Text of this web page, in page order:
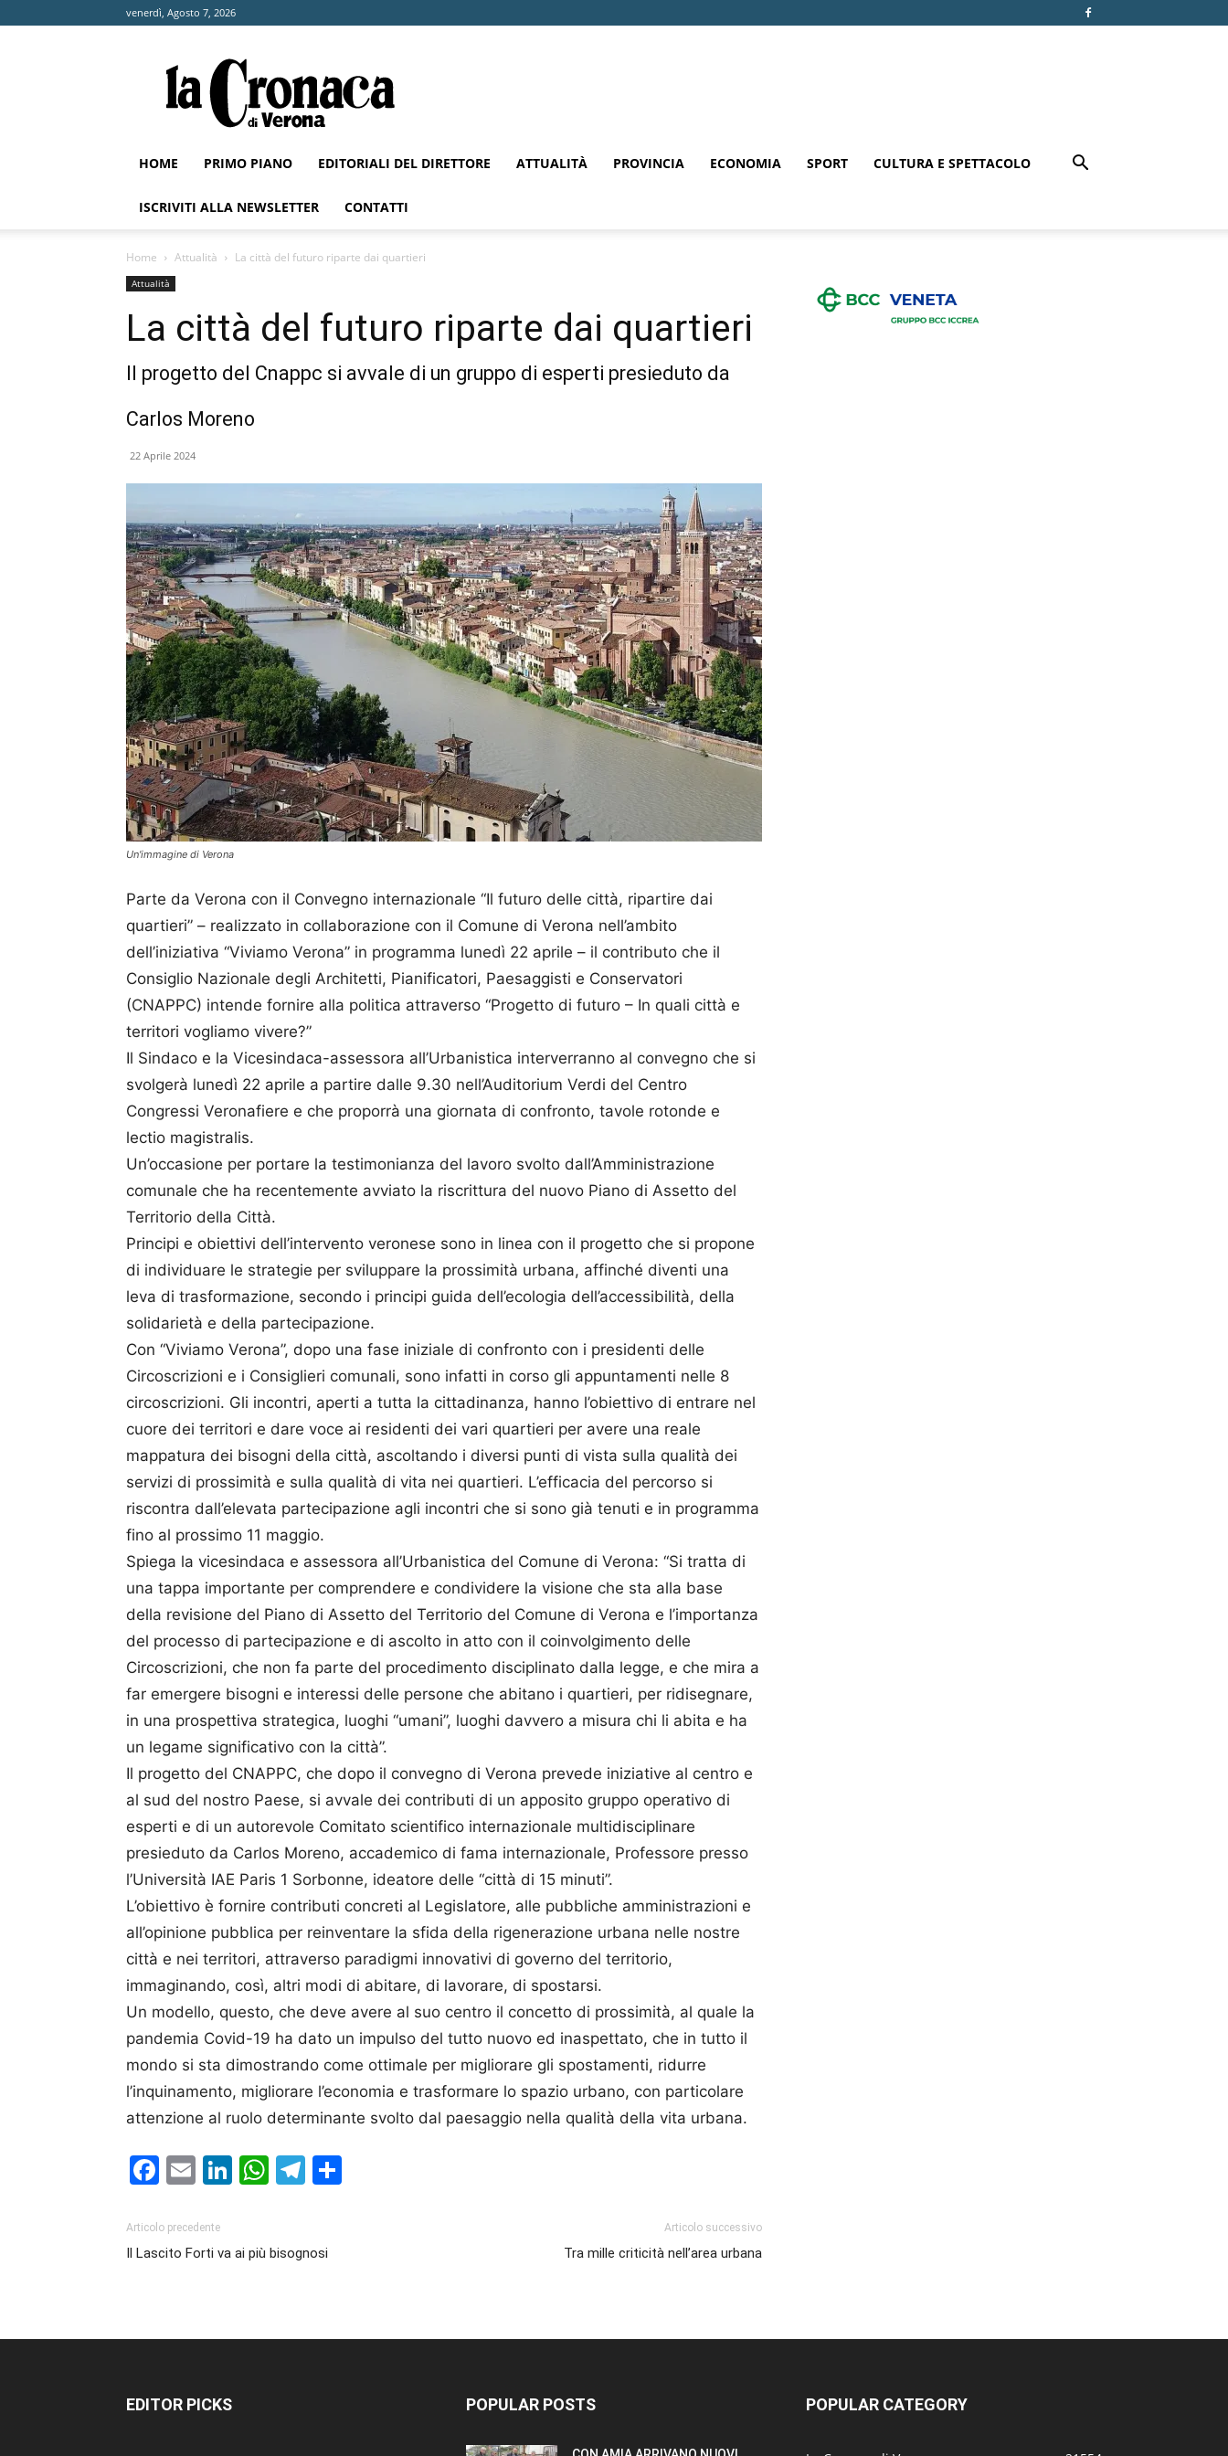
venerdì, Agosto 7, 2026
Cronaca
di
Verona
HOME PRIMO PIANO EDITORIALI DEL DIRETTORE ATTUALITÀ PROVINCIA ECONOMIA SPORT CULTURA E SPETTACOLO
ISCRIVITI ALLA NEWSLETTER CONTATTI
Home Attualità La città del futuro riparte dai quartieri
Attualità
La città del futuro riparte dai quartieri
Il progetto del Cnappc si avvale di un gruppo di esperti presieduto da
Carlos Moreno
22 Aprile 2024
Un'immagine di Verona
Parte da Verona con il Convegno internazionale “Il futuro delle città, ripartire dai
quartieri” – realizzato in collaborazione con il Comune di Verona nell’ambito
dell’iniziativa “Viviamo Verona” in programma lunedì 22 aprile – il contributo che il
Consiglio Nazionale degli Architetti, Pianificatori, Paesaggisti e Conservatori
(CNAPPC) intende fornire alla politica attraverso “Progetto di futuro – In quali città e
territori vogliamo vivere?”
Il Sindaco e la Vicesindaca-assessora all’Urbanistica interverranno al convegno che si
svolgerà lunedì 22 aprile a partire dalle 9.30 nell’Auditorium Verdi del Centro
Congressi Veronafiere e che proporrà una giornata di confronto, tavole rotonde e
lectio magistralis.
Un’occasione per portare la testimonianza del lavoro svolto dall’Amministrazione
comunale che ha recentemente avviato la riscrittura del nuovo Piano di Assetto del
Territorio della Città.
Principi e obiettivi dell’intervento veronese sono in linea con il progetto che si propone
di individuare le strategie per sviluppare la prossimità urbana, affinché diventi una
leva di trasformazione, secondo i principi guida dell’ecologia dell’accessibilità, della
solidarietà e della partecipazione.
Con “Viviamo Verona”, dopo una fase iniziale di confronto con i presidenti delle
Circoscrizioni e i Consiglieri comunali, sono infatti in corso gli appuntamenti nelle 8
circoscrizioni. Gli incontri, aperti a tutta la cittadinanza, hanno l’obiettivo di entrare nel
cuore dei territori e dare voce ai residenti dei vari quartieri per avere una reale
mappatura dei bisogni della città, ascoltando i diversi punti di vista sulla qualità dei
servizi di prossimità e sulla qualità di vita nei quartieri. L’efficacia del percorso si
riscontra dall’elevata partecipazione agli incontri che si sono già tenuti e in programma
fino al prossimo 11 maggio.
Spiega la vicesindaca e assessora all’Urbanistica del Comune di Verona: “Si tratta di
una tappa importante per comprendere e condividere la visione che sta alla base
della revisione del Piano di Assetto del Territorio del Comune di Verona e l’importanza
del processo di partecipazione e di ascolto in atto con il coinvolgimento delle
Circoscrizioni, che non fa parte del procedimento disciplinato dalla legge, e che mira a
far emergere bisogni e interessi delle persone che abitano i quartieri, per ridisegnare,
in una prospettiva strategica, luoghi “umani”, luoghi davvero a misura chi li abita e ha
un legame significativo con la città”.
Il progetto del CNAPPC, che dopo il convegno di Verona prevede iniziative al centro e
al sud del nostro Paese, si avvale dei contributi di un apposito gruppo operativo di
esperti e di un autorevole Comitato scientifico internazionale multidisciplinare
presieduto da Carlos Moreno, accademico di fama internazionale, Professore presso
l’Università IAE Paris 1 Sorbonne, ideatore delle “città di 15 minuti”.
L’obiettivo è fornire contributi concreti al Legislatore, alle pubbliche amministrazioni e
all’opinione pubblica per reinventare la sfida della rigenerazione urbana nelle nostre
città e nei territori, attraverso paradigmi innovativi di governo del territorio,
immaginando, così, altri modi di abitare, di lavorare, di spostarsi.
Un modello, questo, che deve avere al suo centro il concetto di prossimità, al quale la
pandemia Covid-19 ha dato un impulso del tutto nuovo ed inaspettato, che in tutto il
mondo si sta dimostrando come ottimale per migliorare gli spostamenti, ridurre
l’inquinamento, migliorare l’economia e trasformare lo spazio urbano, con particolare
attenzione al ruolo determinante svolto dal paesaggio nella qualità della vita urbana.
Facebook
EmailLinkedIn
WhatsApp
Telegram
Articolo precedente
Il Lascito Forti va ai più bisognosi
Articolo successivo
Tra mille criticità nell’area urbana
EDITOR PICKS POPULAR POSTS POPULAR CATEGORY